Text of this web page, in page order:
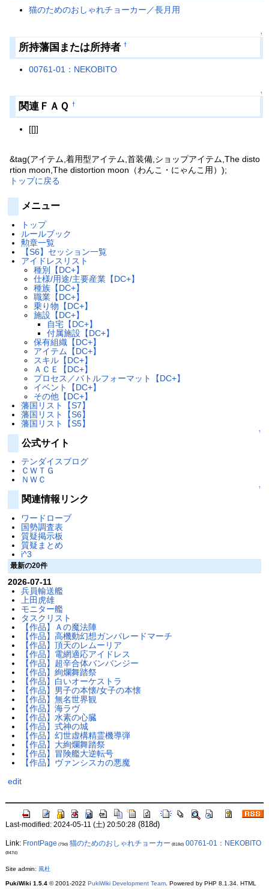
猫のためのおしゃれチョーカー／長月用
↑
所持藩国または所持者 †
00761-01：NEKOBITO
↑
関連ＦＡＱ †
[[]]
&tag(アイテム,着用型アイテム,首装備,ショップアイテム,The disto
rtion moon,The distortion moon（わんこ・にゃんこ用）);
トップに戻る
メニュー
トップ
ルールブック
勲章一覧
【S6】セッション一覧
アイドレスリスト
種別【DC+】
仕様/用途/主要産業【DC+】
種族【DC+】
職業【DC+】
乗り物【DC+】
施設【DC+】
自宅【DC+】
付属施設【DC+】
保有組織【DC+】
アイテム【DC+】
スキル【DC+】
ＡＣＥ【DC+】
プロセス／バトルフォーマット【DC+】
イベント【DC+】
その他【DC+】
藩国リスト【S7】
藩国リスト【S6】
藩国リスト【S5】
↑
公式サイト
テンダイスブログ
ＣＷＴＧ
ＮＷＣ
↑
関連情報リンク
ワードローブ
国勢調査表
質疑掲示板
質疑まとめ
i^3
最新の20件
2026-07-11
兵員輸送艦
上田虎雄
モニター艦
タスクリスト
【作品】Ａの魔法陣
【作品】高機動幻想ガンパレードマーチ
【作品】頂天のレムーリア
【作品】電網適応アイドレス
【作品】超辛合体バンバンジー
【作品】絢爛舞踏祭
【作品】白いオーケストラ
【作品】男子の本懐/女子の本懐
【作品】無名世界観
【作品】海ラヴ
【作品】水素の心臓
【作品】式神の城
【作品】幻世虚構精霊機導弾
【作品】大絢爛舞踏祭
【作品】冒険艦大逆転号
【作品】ヴァンシスカの悪魔
edit
Last-modified: 2024-05-11 (土) 20:50:28(818d)
Link: FrontPage (79d) 猫のためのおしゃれチョーカー (818d) 00761-01：NEKOBITO
(847d)
Site admin: 風杜
PukiWiki 1.5.4© 2001-2022 PukiWiki Development Team. Powered by PHP 8.1.34. HTML